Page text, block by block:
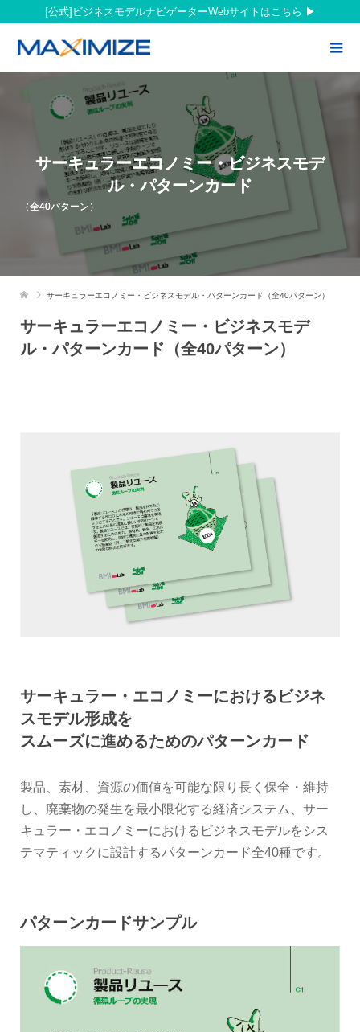
[公式]ビジネスモデルナビゲーターWebサイトはこちら
サーキュラーエコノミー・ビジネスモデ
ル・パターンカード
（全40パターン）
サーキュラーエコノミー・ビジネスモデル・パターンカード（全40パターン）
サーキュラーエコノミー・ビジネスモデ
ル・パターンカード（全40パターン）
サーキュラー・エコノミーにおけるビジネ
スモデル形成を
スムーズに進めるためのパターンカード
製品、素材、資源の価値を可能な限り長く保全・維持
し、廃棄物の発生を最小限化する経済システム、サー
キュラー・エコノミーにおけるビジネスモデルをシス
テマティックに設計するパターンカード全40種です。
パターンカードサンプル